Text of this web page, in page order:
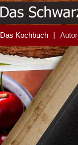
Das Kochbuch Autor